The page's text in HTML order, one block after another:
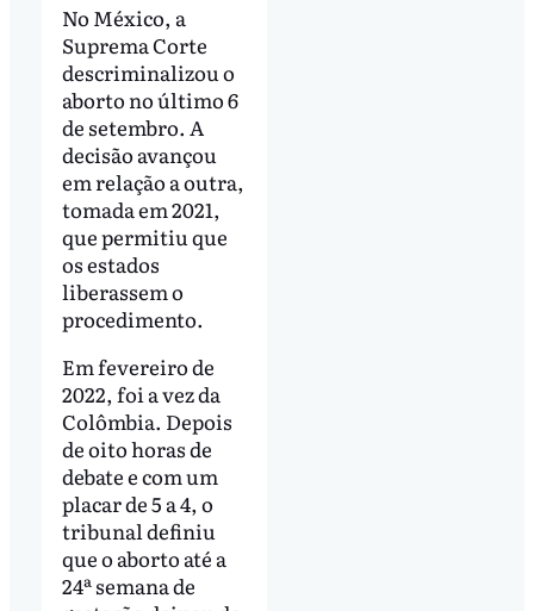
No México, a
Suprema Corte
descriminalizou o
aborto no último 6
de setembro. A
decisão avançou
em relação a outra,
tomada em 2021,
que permitiu que
os estados
liberassem o
procedimento.
Em fevereiro de
2022, foi a vez da
Colômbia. Depois
de oito horas de
debate e com um
placar de 5 a 4, o
tribunal definiu
que o aborto até a
24ª semana de